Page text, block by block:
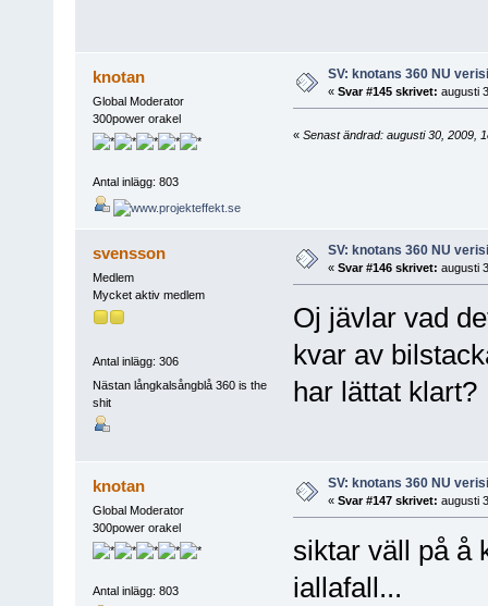
knotan
Global Moderator
300power orakel
Antal inlägg: 803
SV: knotans 360 NU
« Svar #145 skrivet: augusti
« Senast ändrad: augusti 30, 2009,
svensson
Medlem
Mycket aktiv medlem
Antal inlägg: 306
Nästan långkalsångblå 360 is the
shit
SV: knotans 360 NU
« Svar #146 skrivet: augusti
Oj jävlar vad
kvar av
har lättat klart?
knotan
Global Moderator
300power orakel
Antal inlägg: 803
SV: knotans 360 NU
« Svar #147 skrivet: augusti
siktar väll på å
iallafall...